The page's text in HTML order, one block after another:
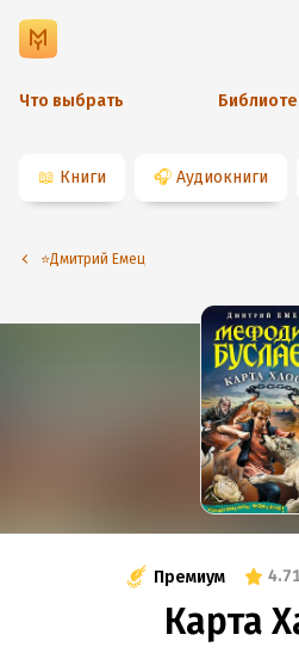
Что выбрать
📖 Книги 🎧 Аудиокниги
⭐️Дмитрий Емец
Премиум
Карта